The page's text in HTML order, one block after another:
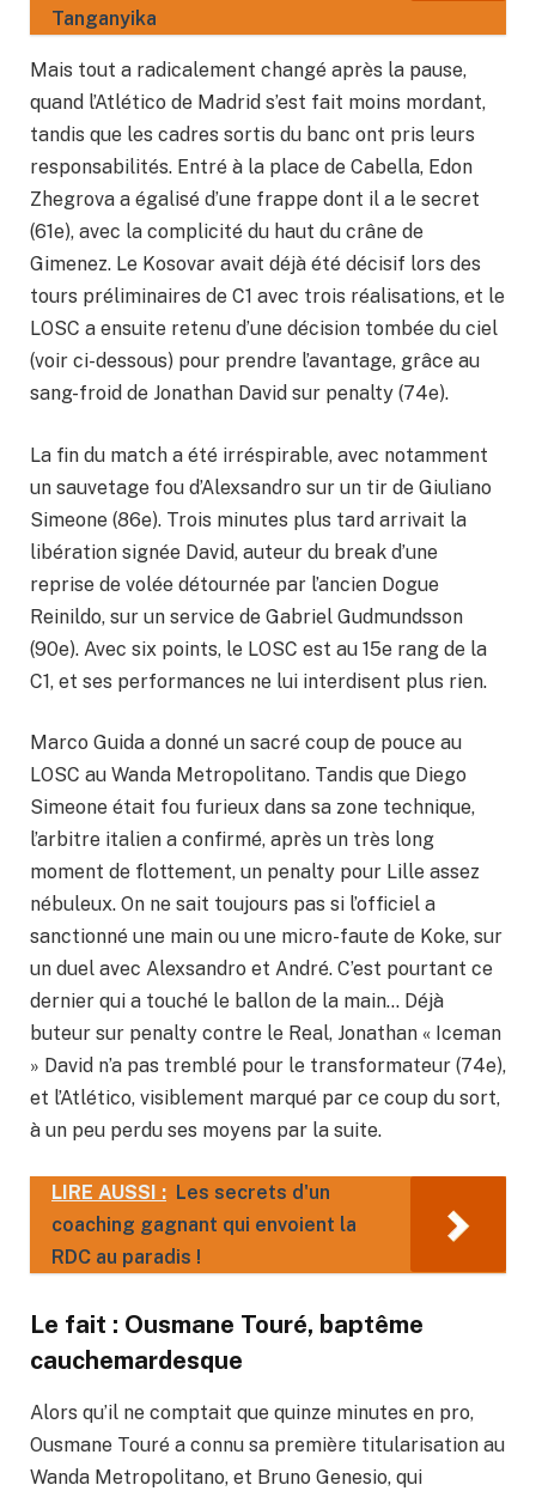
Tanganyika
Mais tout a radicalement changé après la pause,
quand l’Atlético de Madrid s’est fait moins mordant,
tandis que les cadres sortis du banc ont pris leurs
responsabilités. Entré à la place de Cabella, Edon
Zhegrova a égalisé d’une frappe dont il a le secret
(61e), avec la complicité du haut du crâne de
Gimenez. Le Kosovar avait déjà été décisif lors des
tours préliminaires de C1 avec trois réalisations, et le
LOSC a ensuite retenu d’une décision tombée du ciel
(voir ci-dessous) pour prendre l’avantage, grâce au
sang-froid de Jonathan David sur penalty (74e).
La fin du match a été irréspirable, avec notamment
un sauvetage fou d’Alexsandro sur un tir de Giuliano
Simeone (86e). Trois minutes plus tard arrivait la
libération signée David, auteur du break d’une
reprise de volée détournée par l’ancien Dogue
Reinildo, sur un service de Gabriel Gudmundsson
(90e). Avec six points, le LOSC est au 15e rang de la
C1, et ses performances ne lui interdisent plus rien.
Marco Guida a donné un sacré coup de pouce au
LOSC au Wanda Metropolitano. Tandis que Diego
Simeone était fou furieux dans sa zone technique,
l’arbitre italien a confirmé, après un très long
moment de flottement, un penalty pour Lille assez
nébuleux. On ne sait toujours pas si l’officiel a
sanctionné une main ou une micro-faute de Koke, sur
un duel avec Alexsandro et André. C’est pourtant ce
dernier qui a touché le ballon de la main… Déjà
buteur sur penalty contre le Real, Jonathan « Iceman
» David n’a pas tremblé pour le transformateur (74e),
et l’Atlético, visiblement marqué par ce coup du sort,
à un peu perdu ses moyens par la suite.
LIRE AUSSI : Les secrets d'un
coaching gagnant qui envoient la
RDC au paradis !
Le fait : Ousmane Touré, baptême
cauchemardesque
Alors qu’il ne comptait que quinze minutes en pro,
Ousmane Touré a connu sa première titularisation au
Wanda Metropolitano, et Bruno Genesio, qui